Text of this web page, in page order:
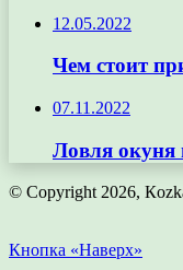
12.05.2022
Чем стоит
07.11.2022
Ловля
© Copyright 2026,
Кнопка «Наверх»